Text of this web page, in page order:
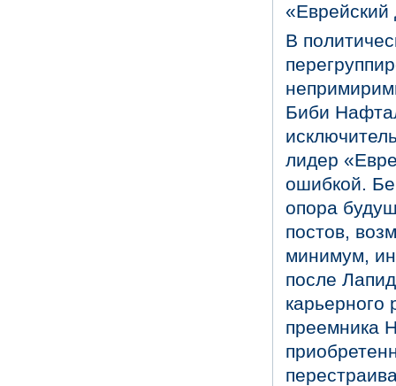
«Еврейский
В
Биби
лидер
ошибкой.
опора
постов,
минимум,
после
карьерного
преемника